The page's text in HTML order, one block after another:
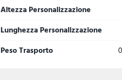
Altezza Personalizzazione
Lunghezza Personalizzazione
Peso Trasporto